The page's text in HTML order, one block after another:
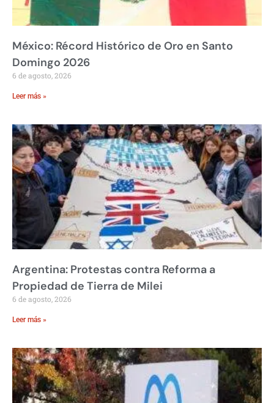
México: Récord Histórico de Oro en Santo
Domingo 2026
6 de agosto, 2026
Leer más »
Argentina: Protestas contra Reforma a
Propiedad de Tierra de Milei
6 de agosto, 2026
Leer más »